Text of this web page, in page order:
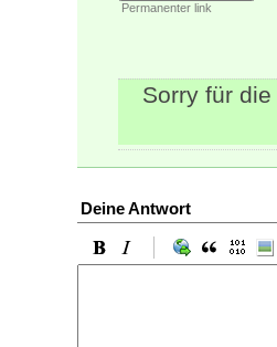
Permanenter link
Sorry für
Deine Antwort